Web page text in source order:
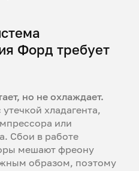
Форд требует
но не охлаждает.
хладагента,
или
Сбои в работе
мешают фреону
образом, поэтому